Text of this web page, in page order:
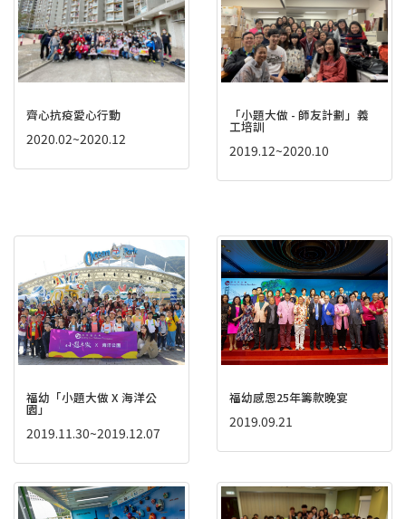
齊心抗疫愛心行動
2020.02~2020.12
「小題大做 - 師友計劃」義
工培訓
2019.12~2020.10
福幼「小題大做 X 海洋公
園」
2019.11.30~2019.12.07
福幼感恩25年籌款晚宴
2019.09.21